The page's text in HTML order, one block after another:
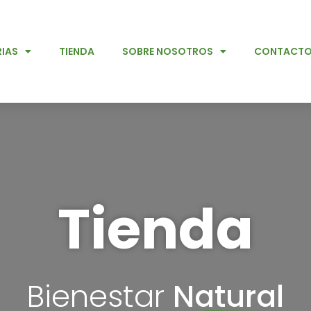
TIENDA SOBRE NOSOTROS CONTACTO
Tienda
Bienestar Natural